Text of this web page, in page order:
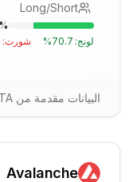
Long/Short
%
لونج: 70.7
% شورت:
البيانات مقدمة من COINOTAG DATA
Avalanche